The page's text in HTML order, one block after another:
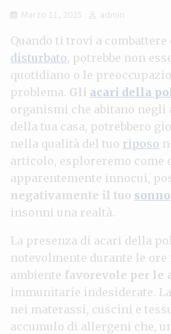
Marzo 11, 2025 admin
Quando ti trovi a combattere
disturbato, potrebbe non
quotidiano o le
problema. Gli acari della
organismi che abitano negli
della tua casa, potrebbero
nella qualità del tuo riposo
articolo, esploreremo come
apparentemente innocui,
negativamente il tuo sonno
insonni una realtà.
La presenza di acari della
notevolmente durante le
ambiente favorevole per le
immunitarie indesiderate.
nei materassi, cuscini e
accumulo di allergeni che,